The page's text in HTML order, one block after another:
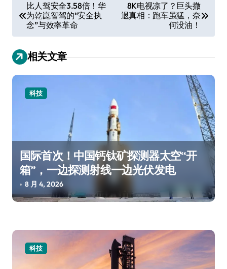
章
导
航
比人驾安全3.58倍！华
为乾崑智驾的“安全执
念”与效率革命
8K电视凉了？巨头撤
退真相：跑车虽猛，奈
何没油！
相关文章
科技
国际首次！中国钙钛矿探测器太空“开
箱”，一边探测射线一边光伏发电
8 月 4, 2026
科技